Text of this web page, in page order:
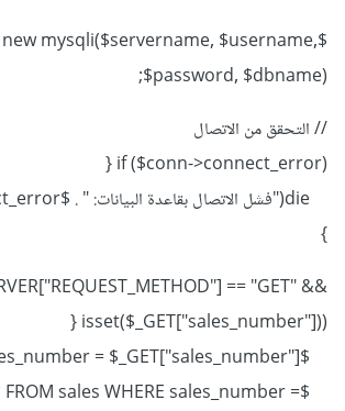
new mysqli($servername, $username,
$password, $dbname);
// التحقق من الاتصال
if ($conn->connect_error) {
}
== "GET" &&
isset($_GET["sales_number"])) {
$sales_number = $_GET["sales_number"];
* FROM sales WHERE sales_number =